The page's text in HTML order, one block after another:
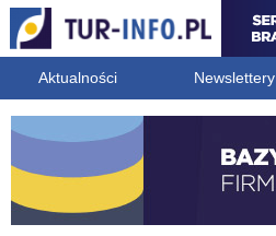
Aktualności Newslettery